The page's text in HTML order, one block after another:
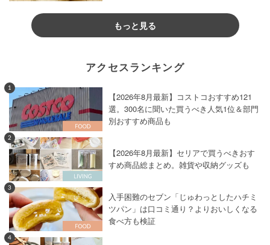
もっと見る
アクセスランキング
1
【2026年8月最新】コストコおすすめ121
選。300名に聞いた買うべき人気1位＆部門
別おすすめ商品も
2
【2026年8月最新】セリアで買うべきおす
すめ商品総まとめ。雑貨や収納グッズも
3
入手困難のセブン「じゅわっとしたハチミ
ツパン」は口コミ通り？よりおいしくなる
食べ方も検証
4